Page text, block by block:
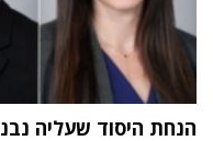
הנחת היסוד שעליה